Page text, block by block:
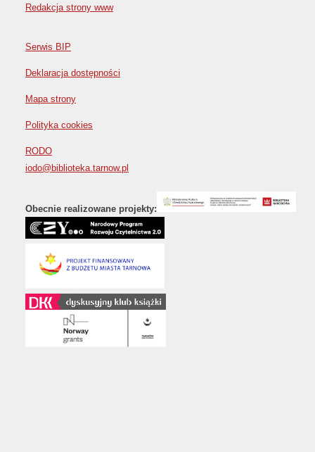
Redakcja strony www
Serwis BIP
Deklaracja dostępności
Mapa strony
Polityka cookies
RODO
iodo@biblioteka.tarnow.pl
Obecnie realizowane projekty: